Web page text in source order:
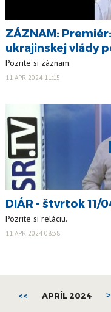
ZÁZNAM:
ukrajinskej vlády
Pozrite si záznam.
11 APR 2024 11:15
DIÁR - štvrtok 11/
Pozrite si reláciu.
11 APR 2024 08:38
<< APRÍL 2024